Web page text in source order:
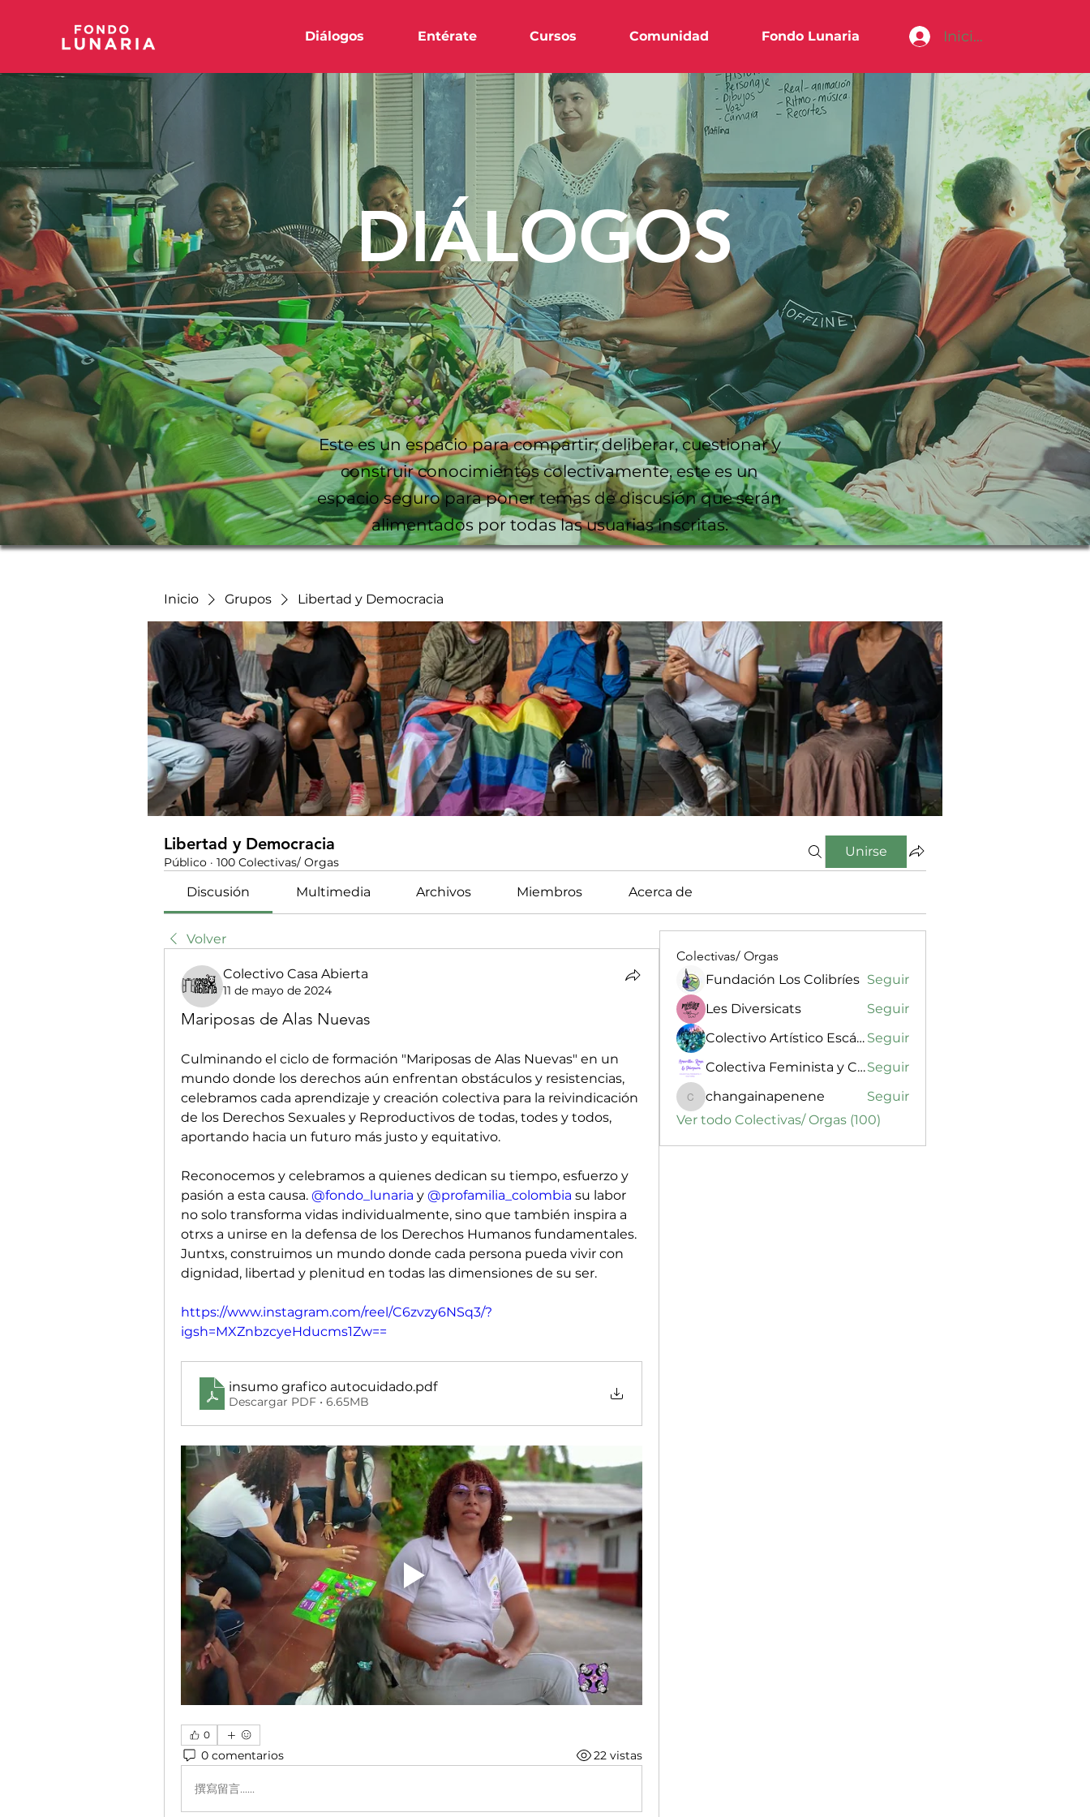
Diálogos Entérate Cursos Comunidad Fondo Lunaria Iniciar sesión
DIÁLOGOS
Este es un espacio para compartir, deliberar, cuestionar y
construir conocimientos colectivamente, este es un
espacio seguro para poner temas de discusión que serán
alimentados por todas las usuarias inscritas.
Inicio Grupos Libertad y Democracia
Libertad y Democracia
Público · 100 Colectivas/ Orgas
Unirse
Discusión Multimedia Archivos Miembros Acerca de
Volver
Colectivo Casa Abierta
11 de mayo de 2024
Mariposas de Alas Nuevas
Culminando el ciclo de formación "Mariposas de Alas Nuevas" en un
mundo donde los derechos aún enfrentan obstáculos y resistencias,
celebramos cada aprendizaje y creación colectiva para la reivindicación
de los Derechos Sexuales y Reproductivos de todas, todes y todos,
aportando hacia un futuro más justo y equitativo.
Reconocemos y celebramos a quienes dedican su tiempo, esfuerzo y
pasión a esta causa. @fondo_lunaria y @profamilia_colombia su labor
no solo transforma vidas individualmente, sino que también inspira a
otrxs a unirse en la defensa de los Derechos Humanos fundamentales.
Juntxs, construimos un mundo donde cada persona pueda vivir con
dignidad, libertad y plenitud en todas las dimensiones de su ser.
https://www.instagram.com/reel/C6zvzy6NSq3/?
igsh=MXZnbzcyeHducms1Zw==
insumo grafico autocuidado.pdf
Descargar PDF • 6.65MB
0
0 comentarios 22 vistas
撰寫留言......
Colectivas/ Orgas
Fundación Los Colibríes Seguir
Les Diversicats
Seguir
Colectivo Artístico Escándalx Seguir
Colectiva Feminista y Cultural Amarilla, Rosa & PúrpuraSeguir
changainapenene
changainapenene
Seguir
Ver todo Colectivas/ Orgas (100)